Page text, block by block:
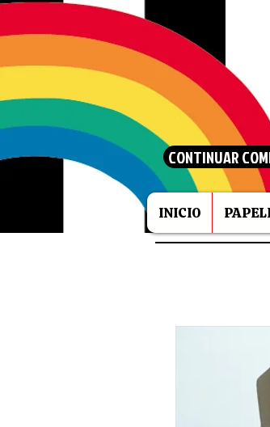
INICIO
CONTINUAR